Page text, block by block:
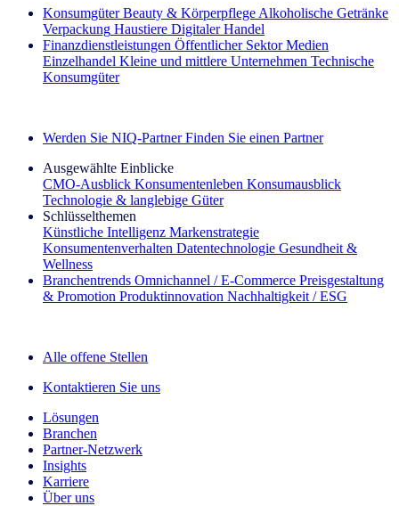
Konsumgüter Beauty & Körperpflege Alkoholische Getränke
Verpackung Haustiere Digitaler Handel
Finanzdienstleistungen Öffentlicher Sektor Medien
Einzelhandel Kleine und mittlere Unternehmen Technische
Konsumgüter
Werden Sie NIQ-Partner Finden Sie einen Partner
Ausgewählte Einblicke
CMO‑Ausblick Konsumentenleben Konsumausblick
Technologie & langlebige Güter
Schlüsselthemen
Künstliche Intelligenz Markenstrategie
Konsumentenverhalten Datentechnologie Gesundheit &
Wellness
Branchentrends Omnichannel / E‑Commerce Preisgestaltung
& Promotion Produktinnovation Nachhaltigkeit / ESG
Alle offene Stellen
Kontaktieren Sie uns
Lösungen
Branchen
Partner-Netzwerk
Insights
Karriere
Über uns